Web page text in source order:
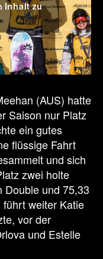
Inhalt zu
(AUS) hatte
Saison nur Platz
ein gutes
flüssige Fahrt
und sich
zwei holte
Double und 75,33
weiter Katie
vor der
und Estelle